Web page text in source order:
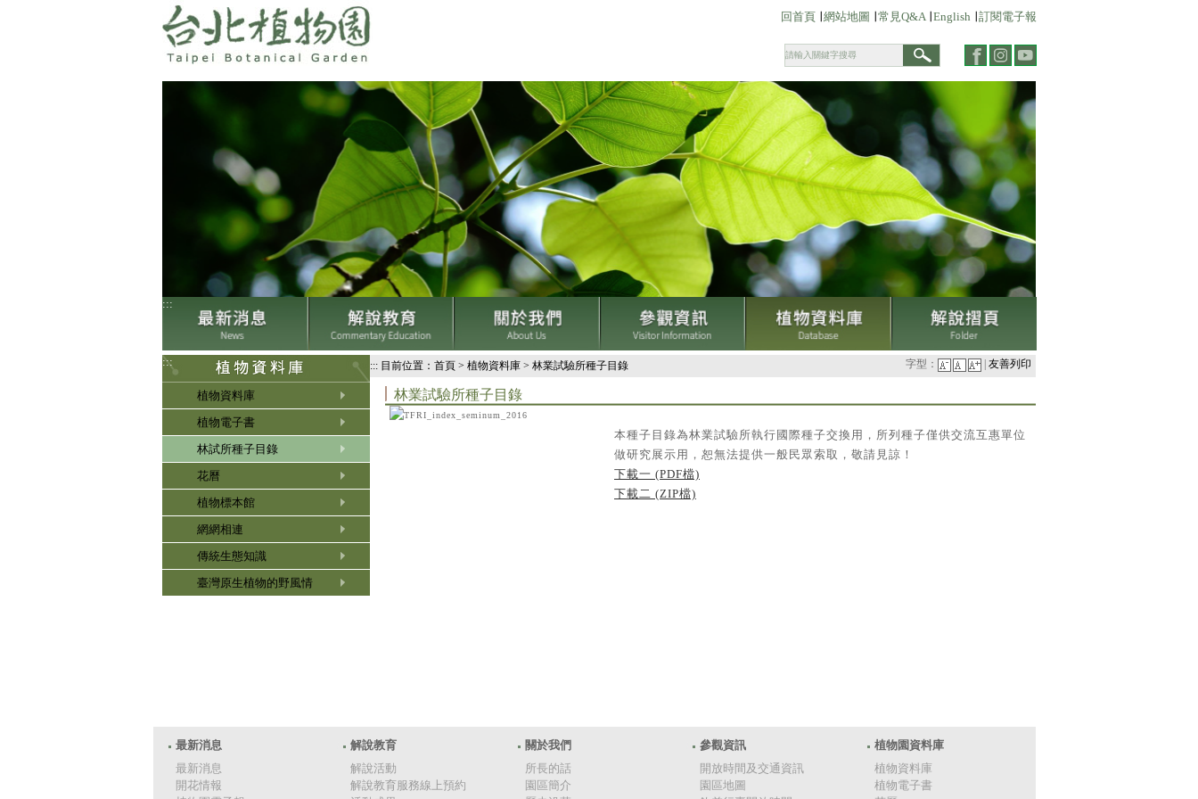
回首頁 網站地圖 常見Q&A English 訂閱電子報
輸
入
關
鍵
字
關
鍵
字
:::
:::
植物資料庫
植物電子書
林試所種子目錄
花曆
植物標本館
網網相連
傳統生態知識
臺灣原生植物的野風情
::: 目前位置： 首頁 > 植物資料庫 > 林業試驗所種子目錄 字型： 友善列印
林業試驗所種子目錄
本種子目錄為林業試驗所執行國際種子交換用，所列種子僅供交流互惠單位
做研究展示用，恕無法提供一般民眾索取，敬請見諒！
下載一 (PDF檔)
下載二 (ZIP檔)
最新消息
最新消息
開花情報
解說教育
解說活動
解說教育服務線上預約
關於我們
所長的話
園區簡介
參觀資訊
開放時間及交通資訊
園區地圖
植物園資料庫
植物資料庫
植物電子書